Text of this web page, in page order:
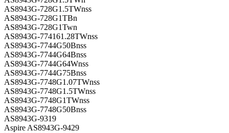
AS8943G-728G1.5TWnss
AS8943G-728G1TBn
AS8943G-728G1Twn
AS8943G-774161.28TWnss
AS8943G-7744G50Bnss
AS8943G-7744G64Bnss
AS8943G-7744G64Wnss
AS8943G-7744G75Bnss
AS8943G-7748G1.07TWnss
AS8943G-7748G1.5TWnss
AS8943G-7748G1TWnss
AS8943G-7748G50Bnss
AS8943G-9319
Aspire AS8943G-9429